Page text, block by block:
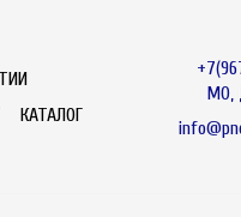
КАТАЛОГ
МО,